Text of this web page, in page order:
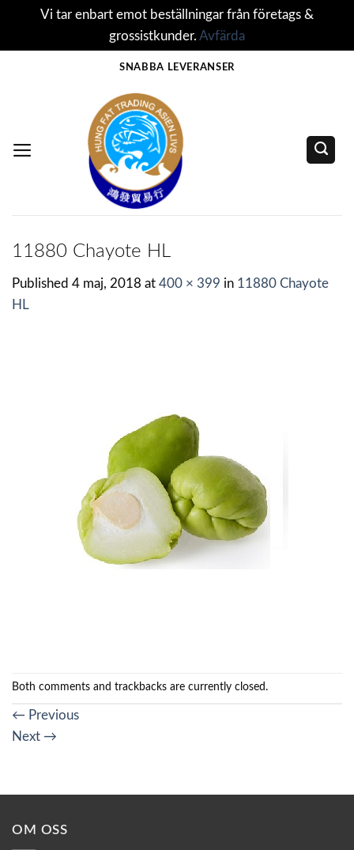
Vi tar enbart emot beställningar från företags &
grossistkunder. Avfärda
SNABBA LEVERANSER
11880 Chayote HL
Published 4 maj, 2018 at 400 × 399 in 11880 Chayote
HL
Both comments and trackbacks are currently closed.
← Previous
Next →
OM OSS